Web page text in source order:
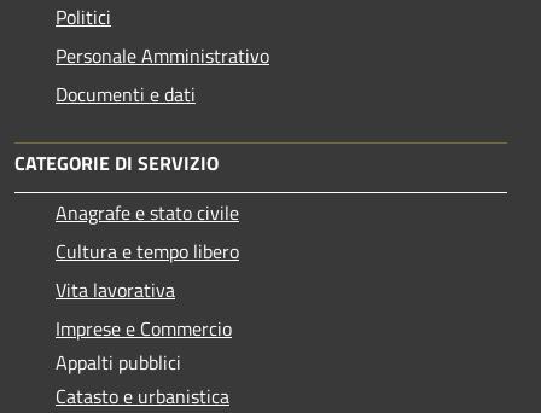
Politici
Personale Amministrativo
Documenti e dati
CATEGORIE DI SERVIZIO
Anagrafe e stato civile
Cultura e tempo libero
Vita lavorativa
Imprese e Commercio
Appalti pubblici
Catasto e urbanistica